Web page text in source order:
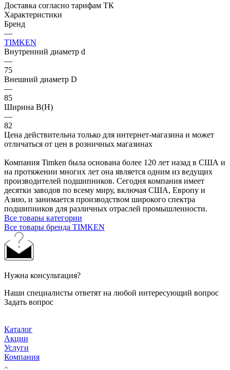
Доставка согласно тарифам ТК
Характеристики
Бренд
—
TIMKEN
Внутренний диаметр d
—
75
Внешний диаметр D
—
85
Ширина B(H)
—
82
Цена действительна только для интернет-магазина и может
отличаться от цен в розничных магазинах
Компания Timken была основана более 120 лет назад в США и
на протяжении многих лет она является одним из ведущих
производителей подшипников. Сегодня компания имеет
десятки заводов по всему миру, включая США, Европу и
Азию, и занимается производством широкого спектра
подшипников для различных отраслей промышленности.
Все товары категории
Все товары бренда TIMKEN
Нужна консультация?
Наши специалисты ответят на любой интересующий вопрос
Задать вопрос
Каталог
Акции
Услуги
Компания